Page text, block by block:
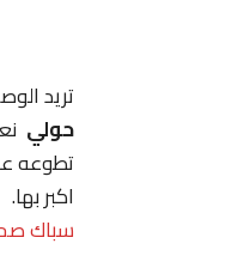
تريد
حولي
تطوعه
اكبر بها.
سباك